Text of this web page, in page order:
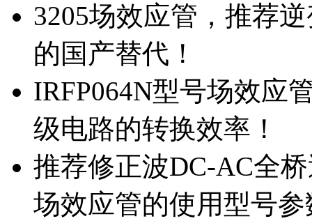
3205场效应管，推荐
的国产替代！
IRFP064N型号场效应
级电路的转换效率！
推荐修正波DC-AC全
场效应管的使用型号参